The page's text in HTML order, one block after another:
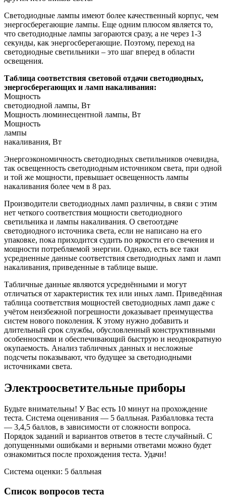
Светодиодные лампы имеют более качественный корпус, чем
энергосберегающие лампы. Еще одним плюсом является то,
что светодиодные лампы загораются сразу, а не через 1-3
секунды, как энергосберегающие. Поэтому, переход на
светодиодные светильники – это шаг вперед в области
освещения.
Таблица соответствия световой отдачи светодиодных,
энергосберегающих и ламп накаливания:
Мощность
светодиодной лампы, Вт
Мощность люминесцентной лампы, Вт
Мощность
лампы
накаливания, Вт
Энергоэкономичность светодиодных светильников очевидна,
так освещенность светодиодным источником света, при одной
и той же мощности, превышает освещенность лампы
накаливания более чем в 8 раз.
Производители светодиодных ламп различны, в связи с этим
нет четкого соответствия мощности светодиодного
светильника и лампы накаливания. О светоотдаче
светодиодного источника света, если не написано на его
упаковке, пока приходится судить по яркости его свечения и
мощности потребляемой энергии. Однако, есть все таки
усредненные данные соответствия светодиодных ламп и ламп
накаливания, приведенные в таблице выше.
Табличные данные являются усреднёнными и могут
отличаться от характеристик тех или иных ламп. Приведённая
таблица соответствия мощностей светодиодных ламп даже с
учётом неизбежной погрешности доказывает преимущества
систем нового поколения. К этому нужно добавить и
длительный срок службы, обусловленный конструктивными
особенностями и обеспечивающий быструю и неоднократную
окупаемость. Анализ табличных данных и несложные
подсчеты показывают, что будущее за светодиодными
источниками света.
Электроосветительные приборы
Будьте внимательны! У Вас есть 10 минут на прохождение
теста. Система оценивания — 5 балльная. Разбалловка теста
— 3,4,5 баллов, в зависимости от сложности вопроса.
Порядок заданий и вариантов ответов в тесте случайный. С
допущенными ошибками и верными ответами можно будет
ознакомиться после прохождения теста. Удачи!
Система оценки: 5 балльная
Список вопросов теста